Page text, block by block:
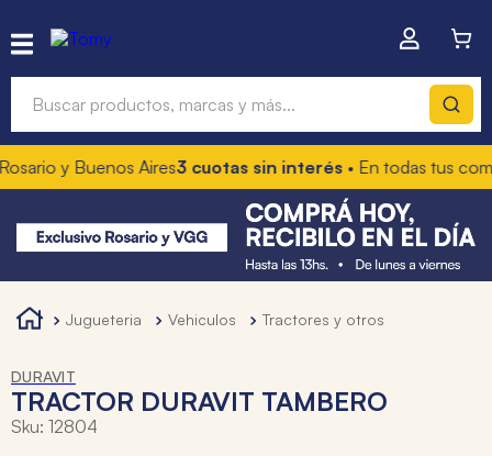
y Buenos Aires3 cuotas sin interés• En todas tus compras
jugueteria vehiculos tractores y otros
DURAVIT
TRACTOR DURAVIT TAMBERO
Sku: 12804
Términos más buscados
1.
hot wheels
3